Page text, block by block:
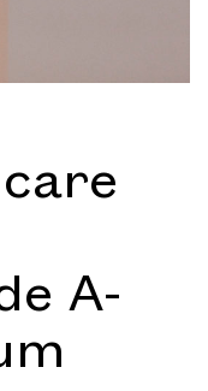
A-